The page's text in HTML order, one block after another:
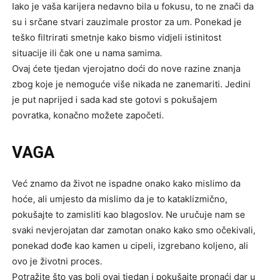
Iako je vaša karijera nedavno bila u fokusu, to ne znači da
su i srčane stvari zauzimale prostor za um. Ponekad je
teško filtrirati smetnje kako bismo vidjeli istinitost
situacije ili čak one u nama samima.
Ovaj ćete tjedan vjerojatno doći do nove razine znanja
zbog koje je nemoguće više nikada ne zanemariti. Jedini
je put naprijed i sada kad ste gotovi s pokušajem
povratka, konačno možete započeti.
VAGA
Već znamo da život ne ispadne onako kako mislimo da
hoće, ali umjesto da mislimo da je to kataklizmično,
pokušajte to zamisliti kao blagoslov. Ne uručuje nam se
svaki nevjerojatan dar zamotan onako kako smo očekivali,
ponekad dođe kao kamen u cipeli, izgrebano koljeno, ali
ovo je životni proces.
Potražite što vas boli ovaj tjedan i pokušajte pronaći dar u